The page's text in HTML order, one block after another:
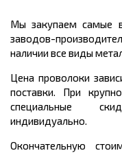
Мы закупаем самые
заводов-
наличии все виды
Цена проволоки
поставки. При
специальные
индивидуально.
Окончательную